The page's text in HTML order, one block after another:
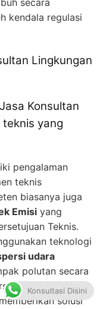
kendala regulasi
Lingkungan
Konsultan
teknis yang
pengalaman
teknis
biasanya juga
Emisi yang
Teknis.
teknologi
udara
polutan secara
menjadi
solusi
Konsultasi Disini